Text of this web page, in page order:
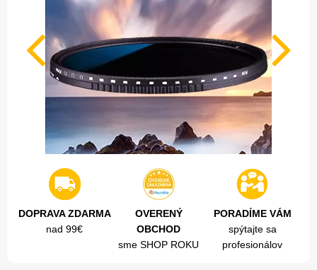
DOPRAVA ZDARMA
nad 99€
OVERENÝ
OBCHOD
sme SHOP ROKU
PORADÍME VÁM
spýtajte sa
profesionálov